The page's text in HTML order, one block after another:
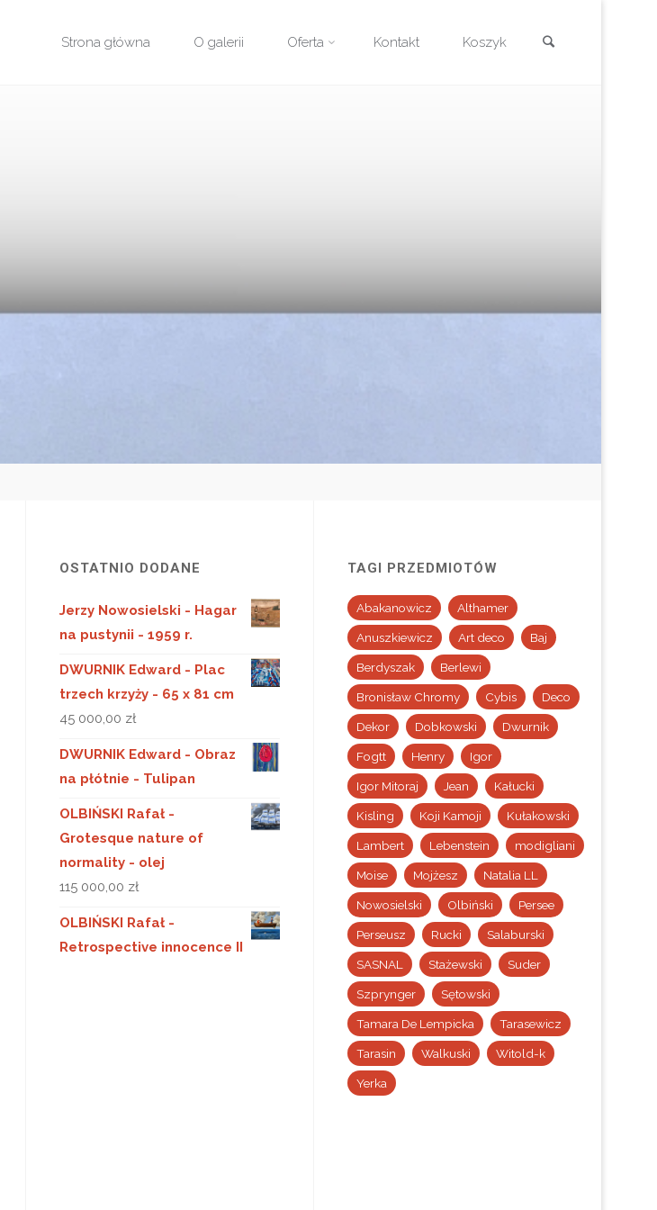
Strona główna O galerii Oferta Kontakt Koszyk
OSTATNIO DODANE
Jerzy Nowosielski - Hagar
na pustynii - 1959 r.
DWURNIK Edward - Plac
trzech krzyży - 65 x 81 cm
45 000,00 zł
DWURNIK Edward - Obraz
na płótnie - Tulipan
OLBIŃSKI Rafał -
Grotesque nature of
normality - olej
115 000,00 zł
OLBIŃSKI Rafał -
Retrospective innocence II
TAGI PRZEDMIOTÓW
Abakanowicz Althamer
Anuszkiewicz Art deco Baj
Berdyszak Berlewi
Bronisław Chromy Cybis Deco
Dekor Dobkowski Dwurnik
Fogtt Henry Igor
Igor Mitoraj Jean Kałucki
Kisling Koji Kamoji Kułakowski
Lambert Lebenstein modigliani
Moise Mojżesz Natalia LL
Nowosielski Olbiński Persee
Perseusz Rucki Salaburski
SASNAL Stażewski Suder
Szprynger Sętowski
Tamara De Lempicka Tarasewicz
Tarasin Walkuski Witold-k
Yerka